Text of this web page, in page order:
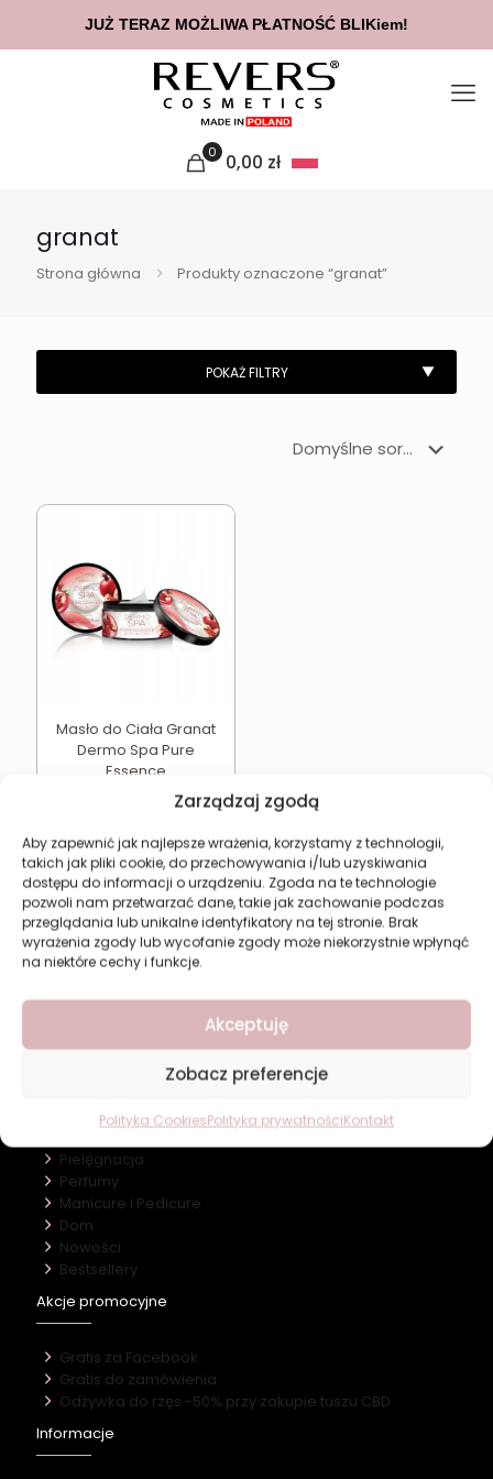
Zarządzaj zgodą
Aby zapewnić jak najlepsze wrażenia, korzystamy z technologii,
takich jak pliki cookie, do przechowywania i/lub uzyskiwania
dostępu do informacji o urządzeniu. Zgoda na te technologie
pozwoli nam przetwarzać dane, takie jak zachowanie podczas
przeglądania lub unikalne identyfikatory na tej stronie. Brak
wyrażenia zgody lub wycofanie zgody może niekorzystnie wpłynąć
na niektóre cechy i funkcje.
Akceptuję
Zobacz preferencje
Polityka CookiesPolityka prywatnościKontakt
0 0,00 zł
granat
Strona główna Produkty oznaczone “granat”
Masło do Ciała Granat
Dermo Spa Pure
Essence
Dodaj do koszyka
Revers Cosmetics
O firmie
Kontakt
Pielęgnacja
Perfumy
Manicure i Pedicure
Dom
Nowości
Bestsellery
Akcje promocyjne
Gratis za Facebook
Gratis do zamówienia
Odżywka do rzęs -50% przy zakupie tuszu CBD
Informacje
JUŻ TERAZ MOŻLIWA PŁATNOŚĆ BLIKiem!